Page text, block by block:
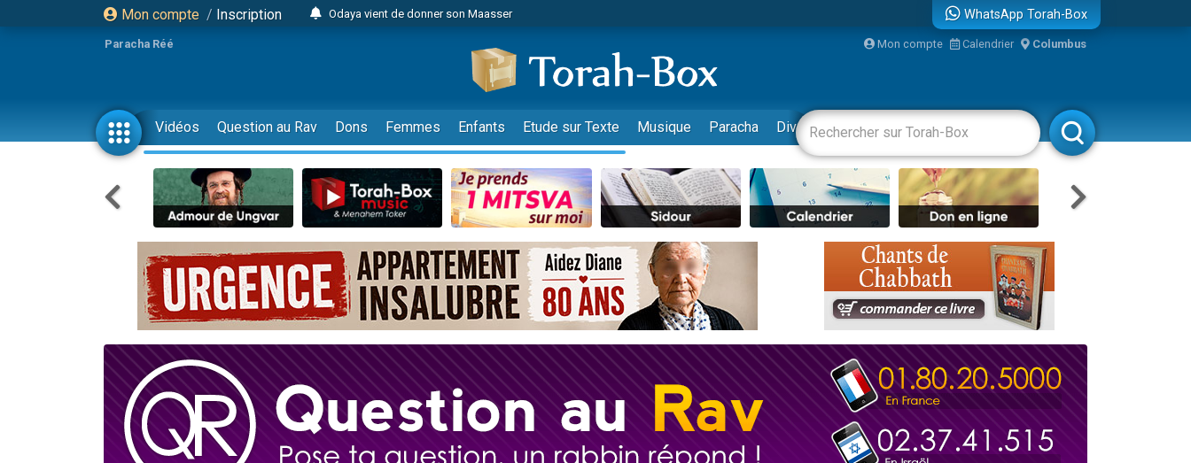
Mon compte / Inscription
Odaya vient de donner son Maasser
3 personnes viennent de faire un don pour Diane, 80 ans, dans un appartement insalubre
2 personnes viennent de nous rejoindre sur WhatsApp
13 personnes viennent de demander une bénédiction
12 nouvelles musiques dans Torah-Box Music
30 personnes viennent de faire un don pour Sauvez la jambe de Yohan
Il reste 49 places pour étudier en groupe sur Zoom
3 personnes viennent de nous rejoindre sur WhatsApp
2 personnes viennent de nous rejoindre sur WhatsApp
3 personnes viennent de nous rejoindre sur WhatsApp
2 nouvelles musiques dans Torah-Box Music
8 personnes viennent de faire un don pour Tsédaka : pauvres d'Israel
Nouvelle émission radio : Visions de grandeur n°104 : Le Chabbath et le Birkat Hamazone à travers le temps
61 personnes viennent de demander une bénédiction
Ariel vient de donner son Maasser
WhatsApp Torah-Box
Paracha Réé Mon compte Calendrier Columbus
Vidéos Question au Rav Dons Femmes Enfants Etude sur Texte Musique Paracha Divertissements Livres Rabbanim